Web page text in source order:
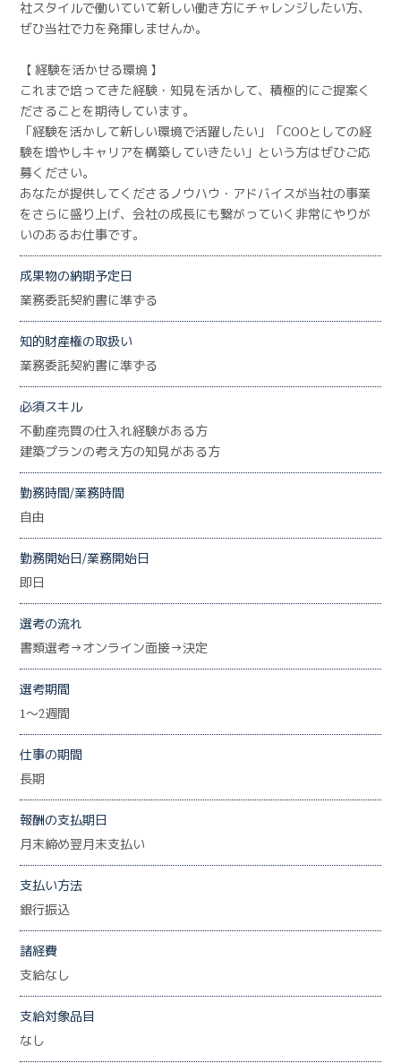
社スタイルで働いていて新しい働き方にチャレンジしたい方、
ぜひ当社で力を発揮しませんか。
【 経験を活かせる環境 】
これまで培ってきた経験・知見を活かして、積極的にご提案く
ださることを期待しています。
「経験を活かして新しい環境で活躍したい」「COOとしての経
験を増やしキャリアを構築していきたい」という方はぜひご応
募ください。
あなたが提供してくださるノウハウ・アドバイスが当社の事業
をさらに盛り上げ、会社の成長にも繋がっていく非常にやりが
いのあるお仕事です。
成果物の納期予定日
業務委託契約書に準ずる
知的財産権の取扱い
業務委託契約書に準ずる
必須スキル
不動産売買の仕入れ経験がある方
建築プランの考え方の知見がある方
勤務時間/業務時間
自由
勤務開始日/業務開始日
即日
選考の流れ
書類選考→オンライン面接→決定
選考期間
1～2週間
仕事の期間
長期
報酬の支払期日
月末締め翌月末支払い
支払い方法
銀行振込
諸経費
支給なし
支給対象品目
なし